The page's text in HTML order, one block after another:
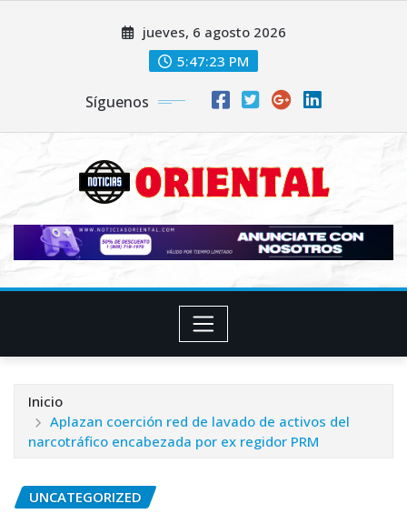
jueves, 6 agosto 2026
5:47:25 PM
Síguenos
Inicio
Aplazan coerción red de lavado de activos del
narcotráfico encabezada por ex regidor PRM
UNCATEGORIZED